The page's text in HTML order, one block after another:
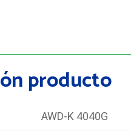
producto
AWD-K 4040G